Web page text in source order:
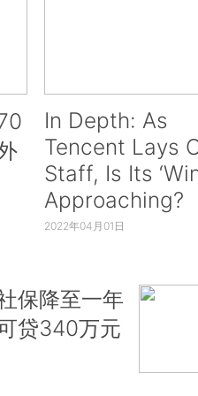
In Depth: As
Tencent Lays
Staff, Is Its
Approaching?
2022年04月01日
保降至一年
贷340万元